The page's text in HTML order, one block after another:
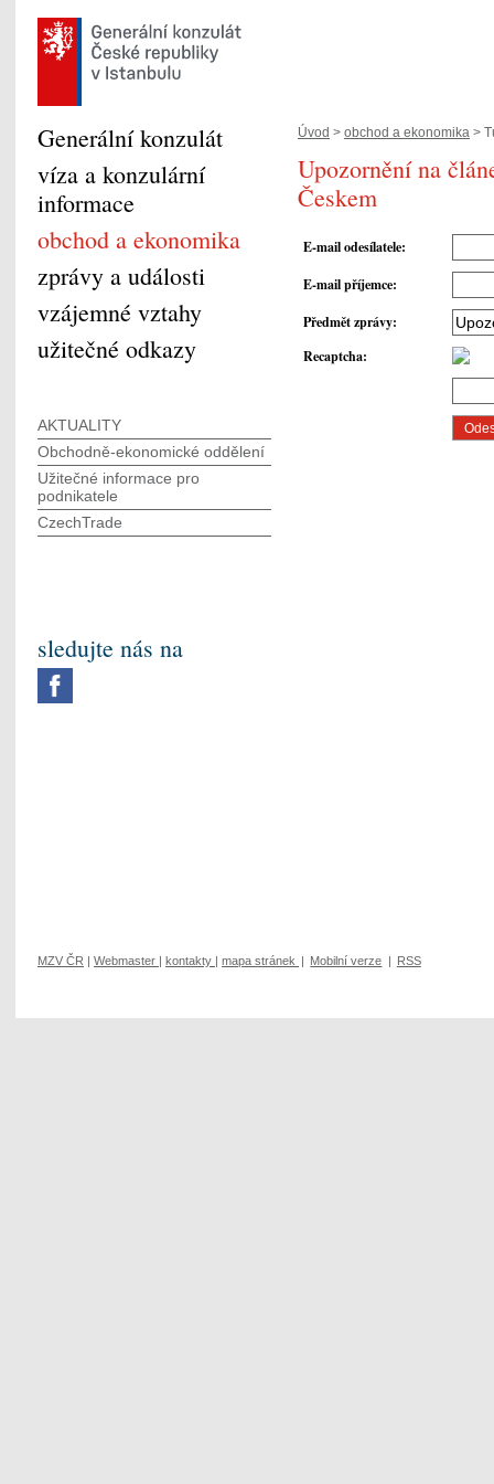
Úvod > obchod a ekonomika >
Upozornění na
Českem
E-mail odesílatele:
E-mail příjemce:
Předmět zprávy:
Recaptcha:
Generální konzulát
víza a konzulární
informace
obchod a ekonomika
zprávy a události
vzájemné vztahy
užitečné odkazy
AKTUALITY
Obchodně-ekonomické oddělení
Užitečné informace pro
podnikatele
CzechTrade
sledujte nás na
MZV ČR | Webmaster | kontakty | mapa stránek | Mobilní verze | RSS